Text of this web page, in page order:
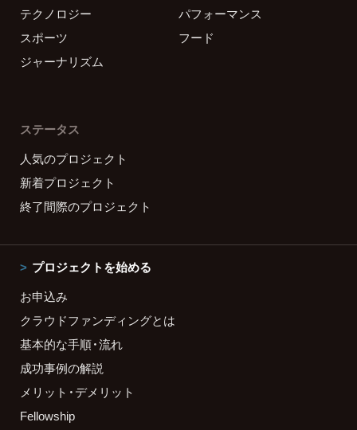
テクノロジー
パフォーマンス
スポーツ
フード
ジャーナリズム
ステータス
人気のプロジェクト
新着プロジェクト
終了間際のプロジェクト
プロジェクトを始める
お申込み
クラウドファンディングとは
基本的な手順・流れ
成功事例の解説
メリット・デメリット
Fellowship